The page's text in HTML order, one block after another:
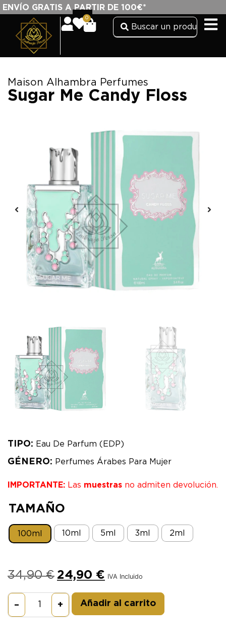
ENVÍO GRATIS A PARTIR DE 100€*
0
Maison Alhambra Perfumes
Sugar Me Candy Floss
TIPO: Eau De Parfum (EDP)
GÉNERO: Perfumes Árabes Para Mujer
IMPORTANTE: Las muestras no admiten devolución.
TAMAÑO
100ml 10ml 5ml 3ml 2ml
34,90€ 24,90 € IVA Incluido
– + Añadir al carrito